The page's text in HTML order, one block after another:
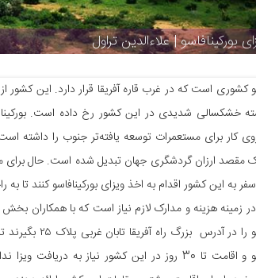
بورکینافاسو | علاءالدین تراول
کشوری است که در غرب قاره آفریقا قرار دارد. این
خشکسالی شدیدی در این کشور رخ داده است.
کار برای مستعمرات توسعه یافته‌تر جنوب را
مقصد ارزان گردشگری جهان تبدیل شده است. حال برای
به این کشور اقدام به اخذ ویزای بورکینافاسو کنند تا
زمینه هزینه و مدارک لازم نیاز است که با همکاران